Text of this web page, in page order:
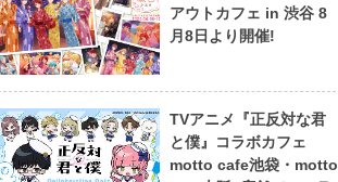
アウトカフェ in 渋谷 8
月8日より開催!
TVアニメ『正反対な君
と僕』コラボカフェ
motto cafe池袋・motto